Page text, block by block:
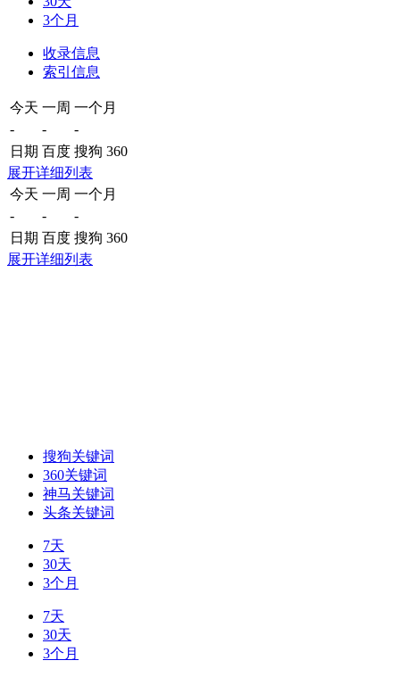
3个月
收录信息
索引信息
今天 一周 一个月
-
-
-
日期 百度 搜狗 360
展开详细列表
今天 一周 一个月
-
-
-
日期 百度 搜狗 360
展开详细列表
搜狗关键词
360关键词
神马关键词
头条关键词
7天
30天
3个月
7天
30天
3个月